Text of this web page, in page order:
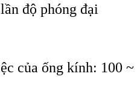
lần độ phóng đại
của ống kính: 100 ~